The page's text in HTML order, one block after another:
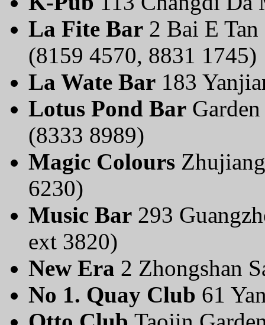
La Fite Bar 2 Bai E
(8159 4570, 8831 1745)
La Wate Bar 183
Lotus Pond Bar
(8333 8989)
Magic Colours
6230)
Music Bar 293
ext 3820)
New Era 2 Zhongshan
No 1. Quay Club 61